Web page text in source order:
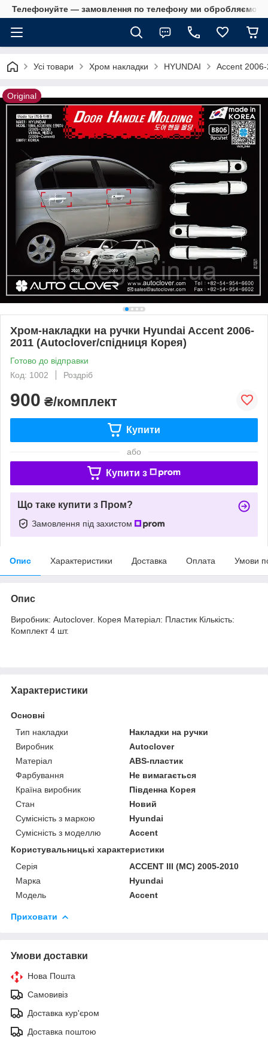
Телефонуйте — замовлення по телефону ми обробляємо в
Усі товари Хром накладки HYUNDAI Accent
Original
Хром-накладки на ручки Hyundai Accent 2006-
2011 (Autoclover/спідниця Корея)
Готово до відправки
Код: 1002
Роздріб
900 ₴/комплект
Купити
або
Купити з
Що таке купити з Пром?
Замовлення під захистом
Опис Характеристики Доставка Оплата Умови
Опис
Виробник: Autoclover. Корея Матеріал: Пластик Кількість:
Комплект 4 шт.
Характеристики
Основні
Тип накладки
Накладки на ручки
Виробник
Autoclover
Матеріал
ABS-пластик
Фарбування
Не вимагається
Країна виробник
Південна Корея
Стан
Новий
Сумісність з маркою
Hyundai
Сумісність з моделлю
Accent
Користувальницькі характеристики
Серія
ACCENT III (MC) 2005-2010
Марка
Hyundai
Модель
Accent
Приховати
Умови доставки
Нова Пошта
Самовивіз
Доставка кур'єром
Доставка поштою